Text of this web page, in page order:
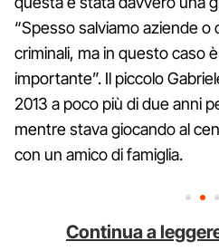
“Spesso salviamo aziende o
criminali, ma in questo caso
importante”. Il piccolo
2013 a poco più di due anni
mentre stava giocando al
con un amico di famiglia.
Continua a